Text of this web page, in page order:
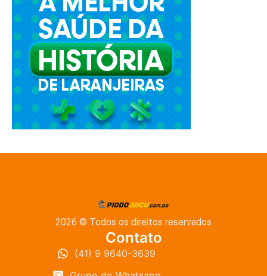
2026 © Todos os direitos reservados
Contato
(41) 9 9640-3639